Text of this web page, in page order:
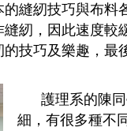
縫紉技巧與布
紉，因此速度
技巧及樂趣，最
護理系的陳
細，有很多種不